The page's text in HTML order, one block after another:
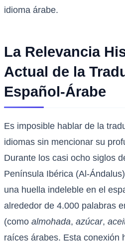
idioma árabe.
La Relevancia
Actual de la
Español-Árabe
Es imposible hablar de la
idiomas sin mencionar su
Durante los casi ocho siglos
Península Ibérica (Al-
una huella indeleble en el
alrededor de 4.000 palabras
(como almohada, azúcar,
raíces árabes. Esta conexión